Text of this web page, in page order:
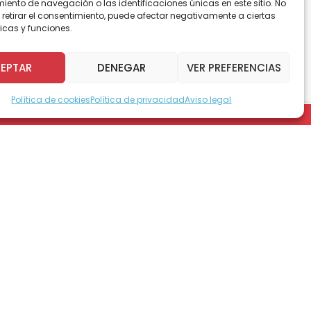
de navegación o las identificaciones únicas en este sitio. No
el consentimiento, puede afectar negativamente a ciertas
y funciones.
DENEGAR VER PREFERENCIAS
Política de cookiesPolítica de privacidadAviso legal
el derecho a la educación física
en segundo trámite constitucional.
el deporte tanto en su versión
competición, alto rendimiento y